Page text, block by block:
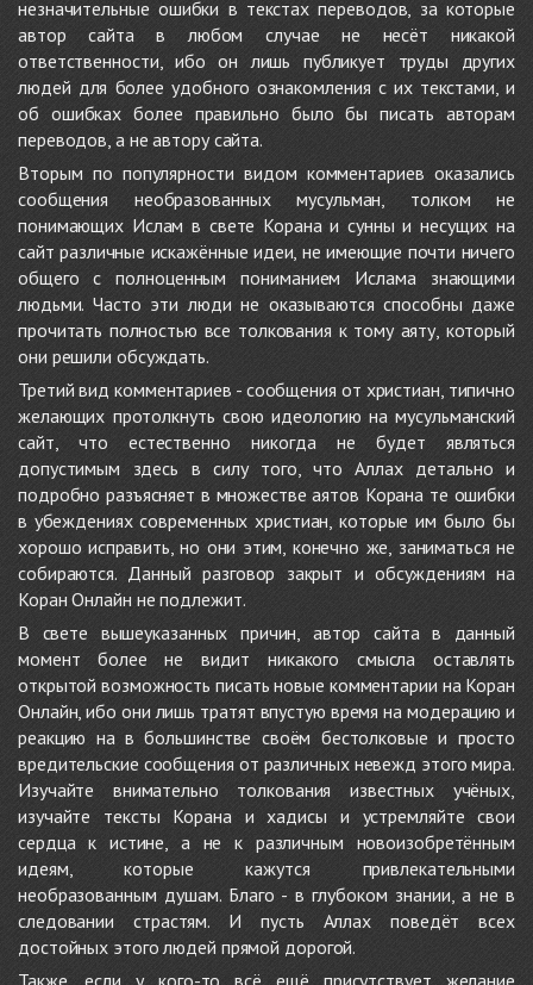
незначительные ошибки в текстах переводов, за которые
автор сайта в любом случае не несёт никакой
ответственности, ибо он лишь публикует труды других
людей для более удобного ознакомления с их текстами, и
об ошибках более правильно было бы писать авторам
переводов, а не автору сайта.
Вторым по популярности видом комментариев оказались
сообщения необразованных мусульман, толком не
понимающих Ислам в свете Корана и сунны и несущих на
сайт различные искажённые идеи, не имеющие почти ничего
общего с полноценным пониманием Ислама знающими
людьми. Часто эти люди не оказываются способны даже
прочитать полностью все толкования к тому аяту, который
они решили обсуждать.
Третий вид комментариев - сообщения от христиан, типично
желающих протолкнуть свою идеологию на мусульманский
сайт, что естественно никогда не будет являться
допустимым здесь в силу того, что Аллах детально и
подробно разъясняет в множестве аятов Корана те ошибки
в убеждениях современных христиан, которые им было бы
хорошо исправить, но они этим, конечно же, заниматься не
собираются. Данный разговор закрыт и обсуждениям на
Коран Онлайн не подлежит.
В свете вышеуказанных причин, автор сайта в данный
момент более не видит никакого смысла оставлять
открытой возможность писать новые комментарии на Коран
Онлайн, ибо они лишь тратят впустую время на модерацию и
реакцию на в большинстве своём бестолковые и просто
вредительские сообщения от различных невежд этого мира.
Изучайте внимательно толкования известных учёных,
изучайте тексты Корана и хадисы и устремляйте свои
сердца к истине, а не к различным новоизобретённым
идеям, которые кажутся привлекательными
необразованным душам. Благо - в глубоком знании, а не в
следовании страстям. И пусть Аллах поведёт всех
достойных этого людей прямой дорогой.
Также, если у кого-то всё ещё присутствует желание